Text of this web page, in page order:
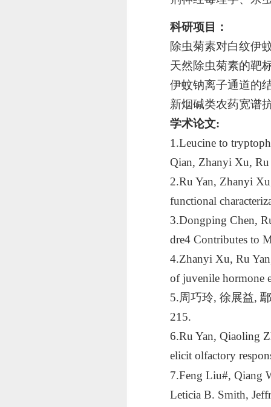
科研项目：
除虫菊素对白纹伊
天然除虫菊素的靶
伊蚊钠离子通道的
新烟碱类农药宽谱
学术论文:
1.Leucine to
Qian, Zhanyi Xu,
2.Ru Yan, Zhanyi
functional
3.Dongping Chen,
dre4 Contributes to
4.Zhanyi Xu, Ru
of juvenile hormone
5.周巧玲, 徐展益,
215.
6.Ru Yan, Qiaoling
elicit olfactory
7.Feng Liu#, Qiang
Leticia B. Smith,